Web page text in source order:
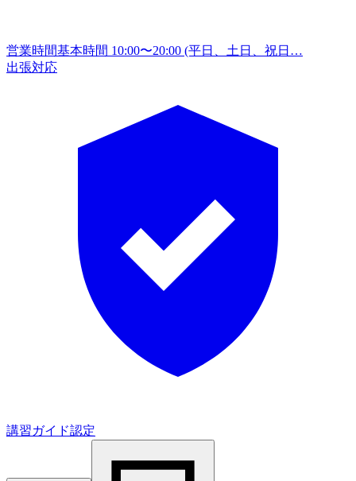
営業時間基本時間 10:00〜20:00 (平日、土日、祝日…
出張対応
講習ガイド認定